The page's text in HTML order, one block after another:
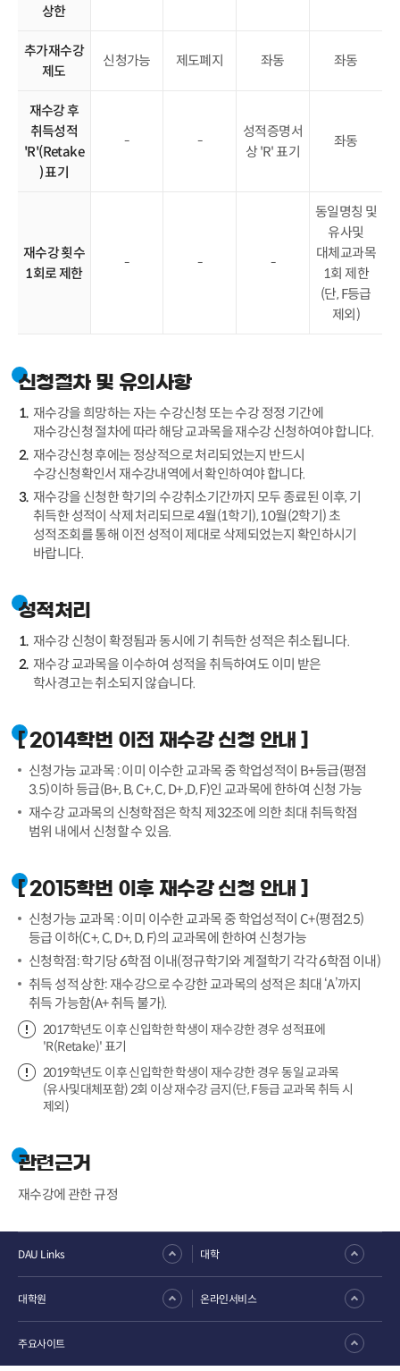
상한
추가재수강
제도
신청가능 제도폐지 좌동 좌동
재수강 후
취득성적
'R'(Retake
) 표기
- -
성적증명서
상 'R' 표기
좌동
재수강 횟수
1회로 제한
- - -
동일명칭 및
유사및
대체교과목
1회 제한
(단, F등급
제외)
신청절차 및 유의사항
재수강을 희망하는 자는 수강신청 또는 수강 정정 기간에
재수강신청 절차에 따라 해당 교과목을 재수강 신청하여야 합니다.
재수강신청 후에는 정상적으로 처리되었는지 반드시
수강신청확인서 재수강내역에서 확인하여야 합니다.
재수강을 신청한 학기의 수강취소기간까지 모두 종료된 이후, 기
취득한 성적이 삭제 처리되므로 4월(1학기), 10월(2학기) 초
성적조회를 통해 이전 성적이 제대로 삭제되었는지 확인하시기
바랍니다.
성적처리
재수강 신청이 확정됨과 동시에 기 취득한 성적은 취소됩니다.
재수강 교과목을 이수하여 성적을 취득하여도 이미 받은
학사경고는 취소되지 않습니다.
[ 2014학번 이전 재수강 신청 안내 ]
신청가능 교과목 : 이미 이수한 교과목 중 학업성적이 B+등급(평점
3.5)이하 등급(B+, B, C+, C, D+ ,D, F)인 교과목에 한하여 신청 가능
재수강 교과목의 신청학점은 학칙 제32조에 의한 최대 취득학점
범위 내에서 신청할 수 있음.
[ 2015학번 이후 재수강 신청 안내 ]
신청가능 교과목 : 이미 이수한 교과목 중 학업성적이 C+(평점2.5)
등급 이하(C+, C, D+, D, F)의 교과목에 한하여 신청가능
신청학점: 학기당 6학점 이내(정규학기와 계절학기 각각 6학점 이내)
취득 성적 상한: 재수강으로 수강한 교과목의 성적은 최대 ‘A’까지
취득 가능함(A+ 취득 불가).
2017학년도 이후 신입학한 학생이 재수강한 경우 성적표에
'R(Retake)' 표기
2019학년도 이후 신입학한 학생이 재수강한 경우 동일 교과목
(유사및대체포함) 2회 이상 재수강 금지(단, F등급 교과목 취득 시
제외)
관련근거
재수강에 관한 규정
DAU Links 대학
대학원 온라인서비스
주요사이트